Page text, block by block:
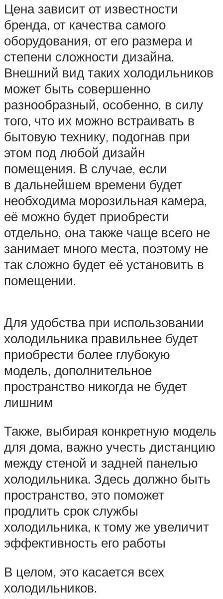
Цена зависит от известности
бренда, от качества самого
оборудования, от его размера и
степени сложности дизайна.
Внешний вид таких холодильников
может быть совершенно
разнообразный, особенно, в силу
того, что их можно встраивать в
бытовую технику, подогнав при
этом под любой дизайн
помещения. В случае, если
в дальнейшем времени будет
необходима морозильная камера,
её можно будет приобрести
отдельно, она также чаще всего не
занимает много места, поэтому не
так сложно будет её установить в
помещении.
Для удобства при использовании
холодильника правильнее будет
приобрести более глубокую
модель, дополнительное
пространство никогда не будет
лишним
Также, выбирая конкретную модель
для дома, важно учесть дистанцию
между стеной и задней панелью
холодильника. Здесь должно быть
пространство, это поможет
продлить срок службы
холодильника, к тому же увеличит
эффективность его работы
В целом, это касается всех
холодильников.